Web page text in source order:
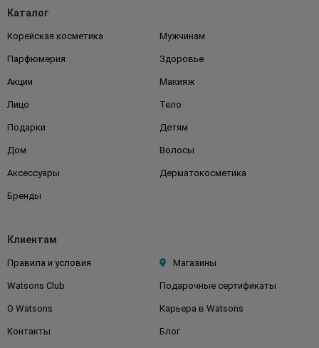
Каталог
Корейская косметика Мужчинам
Парфюмерия Здоровье
Акции Макияж
Лицо Тело
Подарки Детям
Дом Волосы
Аксессуары Дерматокосметика
Бренды
Клиентам
Правила и условия Магазины
Watsons Club Подарочные сертификаты
О Watsons Карьера в Watsons
Контакты Блог